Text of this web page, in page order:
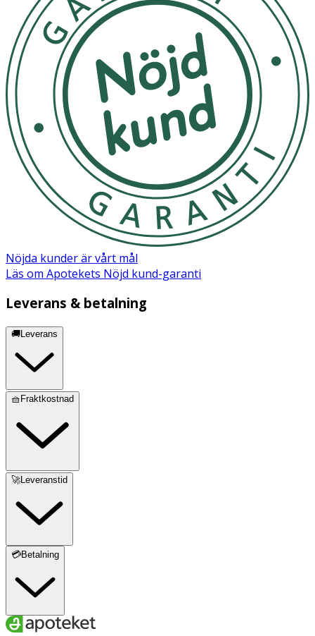
Efter insättning av penis, täck lufthålet som visas under
användning för att skapa ett inre vakuum som gör att
föremålet drar ihop sig för en stark känsla av sug och
åtstramning.
- Efter användning, ta bort den inre elastomernhylsan
och tvätta med mild tvål och rinnande vatten för att
avlägsna glidmedel eller vätskor. Tvätta noggrant både
in- och utvändigt. Torka av med en ren handduk. Vänd på
stativlocket och använd för att lufttorka hylsan. När
produkten har torkat, sätt tillbaka elastomernhylsan
inuti höljet. Återställ stativlocket till dess ursprungliga
form och nära till förvaring.
- Storlek: 176 x 73,5 x 73,5 mm. Mått införande: Stretch
längd max: 155 mm. Stretch bredd max: 45 mm. Vikt: 310
Nöjda kunder är vårt mål
Läs om Apotekets Nöjd kund-garanti
Leverans & betalning
🚚Leverans
🧺Fraktkostnad
🚀Leveranstid
💳Betalning